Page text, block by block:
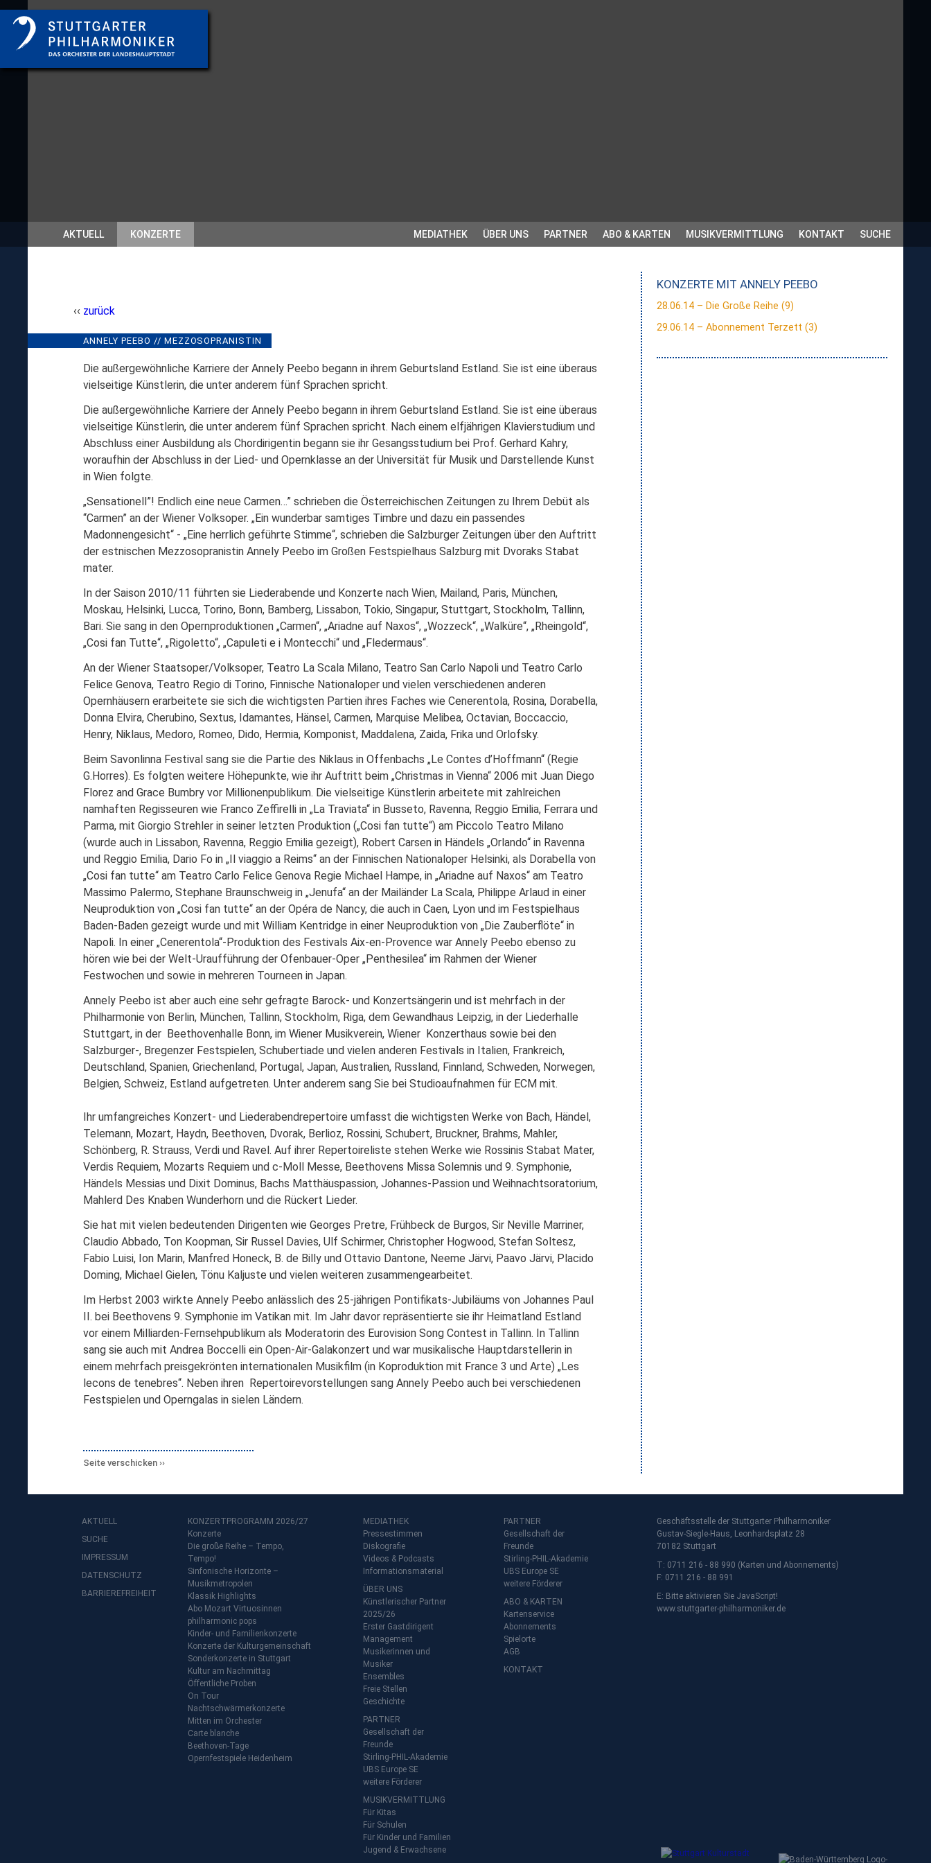
AKTUELL KONZERTE MEDIATHEK ÜBER UNS PARTNER ABO & KARTEN MUSIKVERMITTLUNG KONTAKT SUCHE
zurück
ANNELY
PEEBO,
MEZZOSOPRANISTIN
ANNELY PEEBO // MEZZOSOPRANISTIN
Die außergewöhnliche Karriere der Annely Peebo begann in ihrem Geburtsland Estland. Sie ist eine überaus
vielseitige Künstlerin, die unter anderem fünf Sprachen spricht.
Die außergewöhnliche Karriere der Annely Peebo begann in ihrem Geburtsland Estland. Sie ist eine überaus
vielseitige Künstlerin, die unter anderem fünf Sprachen spricht. Nach einem elfjährigen Klavierstudium und
Abschluss einer Ausbildung als Chordirigentin begann sie ihr Gesangsstudium bei Prof. Gerhard Kahry,
woraufhin der Abschluss in der Lied- und Opernklasse an der Universität für Musik und Darstellende Kunst
in Wien folgte.
„Sensationell”! Endlich eine neue Carmen…” schrieben die Österreichischen Zeitungen zu Ihrem Debüt als
“Carmen” an der Wiener Volksoper. „Ein wunderbar samtiges Timbre und dazu ein passendes
Madonnengesicht“ - „Eine herrlich geführte Stimme“, schrieben die Salzburger Zeitungen über den Auftritt
der estnischen Mezzosopranistin Annely Peebo im Großen Festspielhaus Salzburg mit Dvoraks Stabat
mater.
In der Saison 2010/11 führten sie Liederabende und Konzerte nach Wien, Mailand, Paris, München,
Moskau, Helsinki, Lucca, Torino, Bonn, Bamberg, Lissabon, Tokio, Singapur, Stuttgart, Stockholm, Tallinn,
Bari. Sie sang in den Opernproduktionen „Carmen“, „Ariadne auf Naxos“, „Wozzeck“, „Walküre“, „Rheingold“,
„Cosi fan Tutte“, „Rigoletto“, „Capuleti e i Montecchi“ und „Fledermaus“.
An der Wiener Staatsoper/Volksoper, Teatro La Scala Milano, Teatro San Carlo Napoli und Teatro Carlo
Felice Genova, Teatro Regio di Torino, Finnische Nationaloper und vielen verschiedenen anderen
Opernhäusern erarbeitete sie sich die wichtigsten Partien ihres Faches wie Cenerentola, Rosina, Dorabella,
Donna Elvira, Cherubino, Sextus, Idamantes, Hänsel, Carmen, Marquise Melibea, Octavian, Boccaccio,
Henry, Niklaus, Medoro, Romeo, Dido, Hermia, Komponist, Maddalena, Zaida, Frika und Orlofsky.
Beim Savonlinna Festival sang sie die Partie des Niklaus in Offenbachs „Le Contes d’Hoffmann“ (Regie
G.Horres). Es folgten weitere Höhepunkte, wie ihr Auftritt beim „Christmas in Vienna“ 2006 mit Juan Diego
Florez and Grace Bumbry vor Millionenpublikum. Die vielseitige Künstlerin arbeitete mit zahlreichen
namhaften Regisseuren wie Franco Zeffirelli in „La Traviata“ in Busseto, Ravenna, Reggio Emilia, Ferrara und
Parma, mit Giorgio Strehler in seiner letzten Produktion („Cosi fan tutte“) am Piccolo Teatro Milano
(wurde auch in Lissabon, Ravenna, Reggio Emilia gezeigt), Robert Carsen in Händels „Orlando“ in Ravenna
und Reggio Emilia, Dario Fo in „Il viaggio a Reims“ an der Finnischen Nationaloper Helsinki, als Dorabella von
„Cosi fan tutte“ am Teatro Carlo Felice Genova Regie Michael Hampe, in „Ariadne auf Naxos“ am Teatro
Massimo Palermo, Stephane Braunschweig in „Jenufa“ an der Mailänder La Scala, Philippe Arlaud in einer
Neuproduktion von „Cosi fan tutte“ an der Opéra de Nancy, die auch in Caen, Lyon und im Festspielhaus
Baden-Baden gezeigt wurde und mit William Kentridge in einer Neuproduktion von „Die Zauberflöte“ in
Napoli. In einer „Cenerentola“-Produktion des Festivals Aix-en-Provence war Annely Peebo ebenso zu
hören wie bei der Welt-Uraufführung der Ofenbauer-Oper „Penthesilea“ im Rahmen der Wiener
Festwochen und sowie in mehreren Tourneen in Japan.
Annely Peebo ist aber auch eine sehr gefragte Barock- und Konzertsängerin und ist mehrfach in der
Philharmonie von Berlin, München, Tallinn, Stockholm, Riga, dem Gewandhaus Leipzig, in der Liederhalle
Stuttgart, in der Beethovenhalle Bonn, im Wiener Musikverein, Wiener Konzerthaus sowie bei den
Salzburger-, Bregenzer Festspielen, Schubertiade und vielen anderen Festivals in Italien, Frankreich,
Deutschland, Spanien, Griechenland, Portugal, Japan, Australien, Russland, Finnland, Schweden, Norwegen,
Belgien, Schweiz, Estland aufgetreten. Unter anderem sang Sie bei Studioaufnahmen für ECM mit.
Ihr umfangreiches Konzert- und Liederabendrepertoire umfasst die wichtigsten Werke von Bach, Händel,
Telemann, Mozart, Haydn, Beethoven, Dvorak, Berlioz, Rossini, Schubert, Bruckner, Brahms, Mahler,
Schönberg, R. Strauss, Verdi und Ravel. Auf ihrer Repertoireliste stehen Werke wie Rossinis Stabat Mater,
Verdis Requiem, Mozarts Requiem und c-Moll Messe, Beethovens Missa Solemnis und 9. Symphonie,
Händels Messias und Dixit Dominus, Bachs Matthäuspassion, Johannes-Passion und Weihnachtsoratorium,
Mahlerd Des Knaben Wunderhorn und die Rückert Lieder.
Sie hat mit vielen bedeutenden Dirigenten wie Georges Pretre, Frühbeck de Burgos, Sir Neville Marriner,
Claudio Abbado, Ton Koopman, Sir Russel Davies, Ulf Schirmer, Christopher Hogwood, Stefan Soltesz,
Fabio Luisi, Ion Marin, Manfred Honeck, B. de Billy und Ottavio Dantone, Neeme Järvi, Paavo Järvi, Placido
Doming, Michael Gielen, Tönu Kaljuste und vielen weiteren zusammengearbeitet.
Im Herbst 2003 wirkte Annely Peebo anlässlich des 25-jährigen Pontifikats-Jubiläums von Johannes Paul
II. bei Beethovens 9. Symphonie im Vatikan mit. Im Jahr davor repräsentierte sie ihr Heimatland Estland
vor einem Milliarden-Fernsehpublikum als Moderatorin des Eurovision Song Contest in Tallinn. In Tallinn
sang sie auch mit Andrea Boccelli ein Open-Air-Galakonzert und war musikalische Hauptdarstellerin in
einem mehrfach preisgekrönten internationalen Musikfilm (in Koproduktion mit France 3 und Arte) „Les
lecons de tenebres“. Neben ihren Repertoirevorstellungen sang Annely Peebo auch bei verschiedenen
Festspielen und Operngalas in sielen Ländern.
KONZERTE MIT ANNELY PEEBO
28.06.14 – Die Große Reihe (9)
29.06.14 – Abonnement Terzett (3)
Seite verschicken
AKTUELL
SUCHE
IMPRESSUM
DATENSCHUTZ
BARRIEREFREIHEIT
KONZERTPROGRAMM 2026/27
Konzerte
Die große Reihe – Tempo,
Tempo!
Sinfonische Horizonte –
Musikmetropolen
Klassik Highlights
Abo Mozart Virtuosinnen
philharmonic pops
Kinder- und Familienkonzerte
Konzerte der Kulturgemeinschaft
Sonderkonzerte in Stuttgart
Kultur am Nachmittag
Öffentliche Proben
On Tour
Nachtschwärmerkonzerte
Mitten im Orchester
Carte blanche
Beethoven-Tage
Opernfestspiele Heidenheim
MEDIATHEK
Pressestimmen
Diskografie
Videos & Podcasts
Informationsmaterial
ÜBER UNS
Künstlerischer Partner
2025/26
Erster Gastdirigent
Management
Musikerinnen und
Musiker
Ensembles
Freie Stellen
Geschichte
PARTNER
Gesellschaft der
Freunde
Stirling-PHIL-Akademie
UBS Europe SE
weitere Förderer
MUSIKVERMITTLUNG
Für Kitas
Für Schulen
Für Kinder und Familien
Jugend & Erwachsene
PARTNER
Gesellschaft der
Freunde
Stirling-PHIL-Akademie
UBS Europe SE
weitere Förderer
ABO & KARTEN
Kartenservice
Abonnements
Spielorte
AGB
KONTAKT
Geschäftsstelle der Stuttgarter Philharmoniker
Gustav-Siegle-Haus, Leonhardsplatz 28
70182 Stuttgart
T: 0711 216 - 88 990 (Karten und Abonnements)
F: 0711 216 - 88 991
E: Bitte aktivieren Sie JavaScript!
www.stuttgarter-philharmoniker.de